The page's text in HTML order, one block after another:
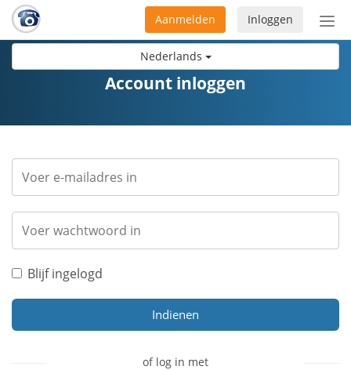
Nederlands
Inloggen
Aanmelden
Account inloggen
Blijf ingelogd
Indienen
of log in met